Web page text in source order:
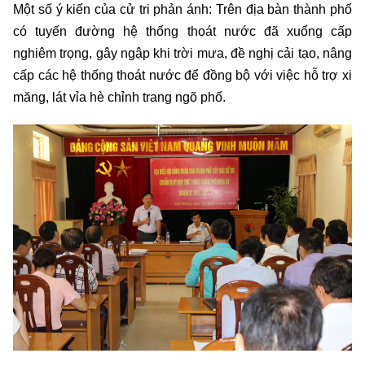
Một số ý kiến của cử tri phản ánh: Trên địa bàn thành phố
có tuyến đường hệ thống thoát nước đã xuống cấp
nghiêm trọng, gây ngập khi trời mưa, đề nghị cải tạo, nâng
cấp các hệ thống thoát nước để đồng bộ với việc hỗ trợ xi
măng, lát vỉa hè chỉnh trang ngõ phố.